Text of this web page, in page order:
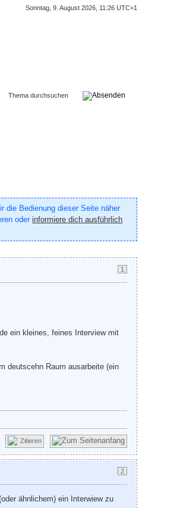
Sonntag, 9. August 2026, 11:26 UTC+1
die Bedienung dieser Seite näher
oderinformiere dich ausführlich
1
ein kleines, feines Interview mit
deutscehn Raum ausarbeite (ein
Zitieren
2
ähnlichem) ein Interwiew zu